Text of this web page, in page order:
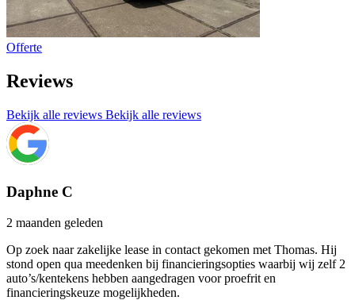
Offerte
Reviews
Bekijk alle reviews Bekijk alle reviews
Daphne C
2 maanden geleden
Op zoek naar zakelijke lease in contact gekomen met Thomas. Hij
stond open qua meedenken bij financieringsopties waarbij wij zelf 2
auto’s/kentekens hebben aangedragen voor proefrit en
financieringskeuze mogelijkheden.